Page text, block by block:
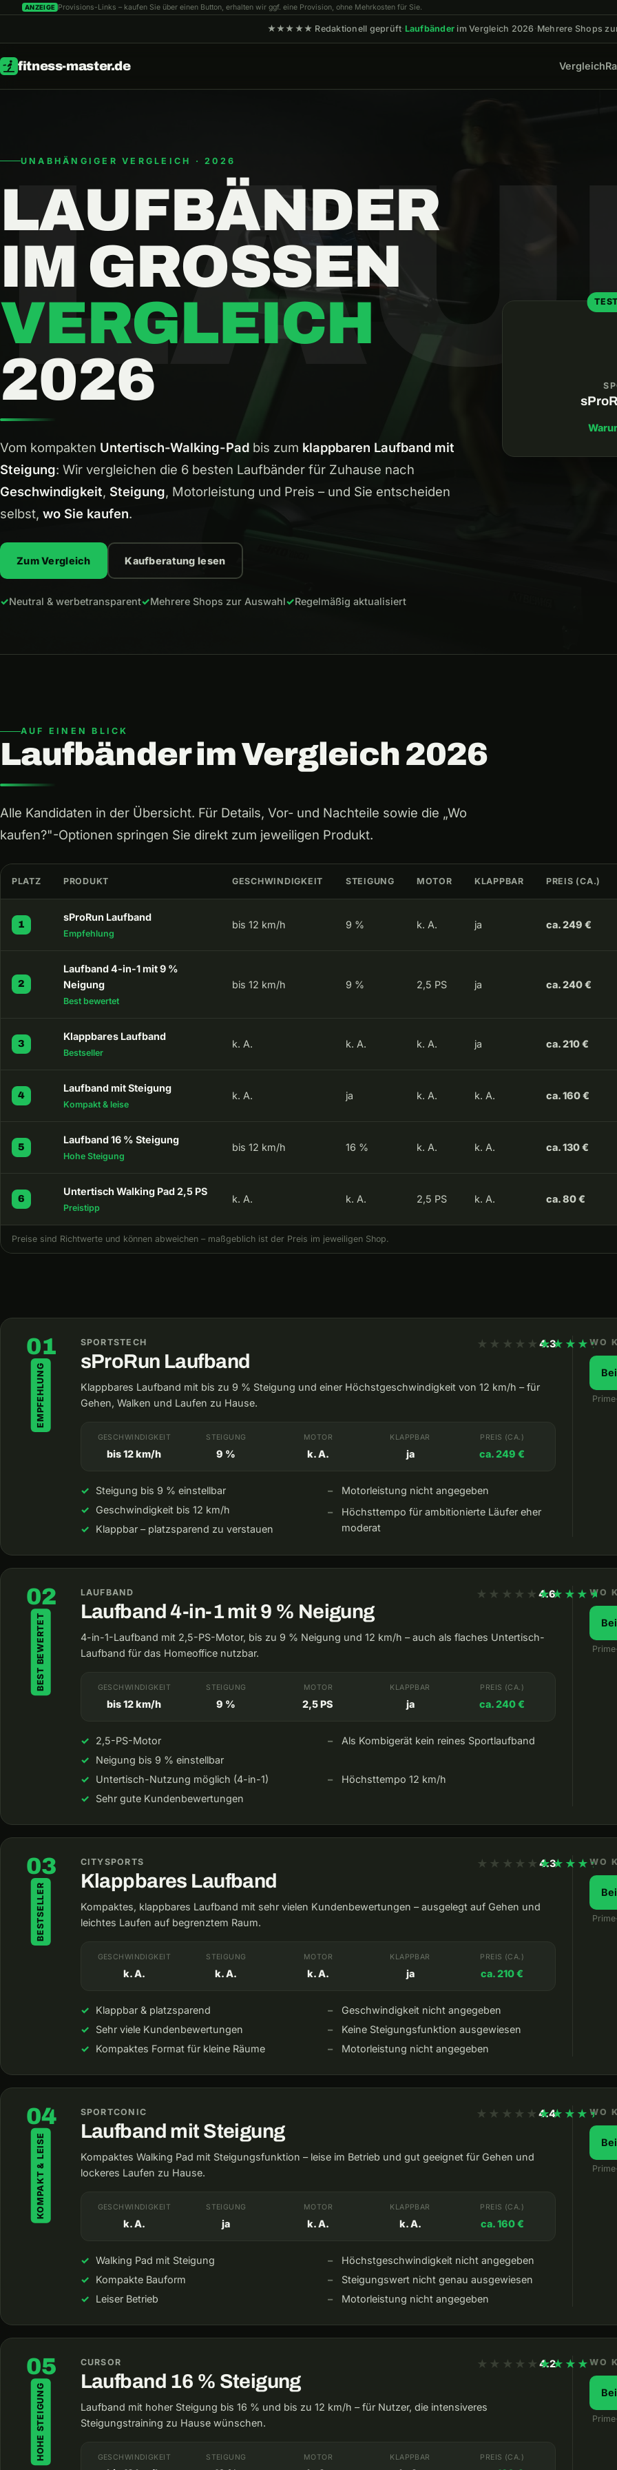
ANZEIGE Provisions-Links – kaufen Sie über einen Button, erhalten wir ggf. eine Provision, ohne Mehrkosten für Sie.
★★★★★ Redaktionell geprüft·Laufbänder im Vergleich 2026 ·Mehrere Shops
fitness-master.de Vergleich
UNABHÄNGIGER VERGLEICH · 2026
LAUF­BÄNDER
IM GROSSEN
VERGLEICH
2026
Vom kompakten Untertisch-Walking-Pad bis zum klappbaren Laufband mit
Steigung: Wir vergleichen die 6 besten Laufbänder für Zuhause nach
Geschwindigkeit, Steigung, Motorleistung und Preis – und Sie entscheiden
selbst, wo Sie kaufen.
Zum Vergleich Kaufberatung lesen
Neutral & werbetransparent Mehrere Shops zur Auswahl Regelmäßig aktualisiert
AUF EINEN BLICK
Laufbänder im Vergleich 2026
Alle Kandidaten in der Übersicht. Für Details, Vor- und Nachteile sowie die „Wo
kaufen?"-Optionen springen Sie direkt zum jeweiligen Produkt.
PLATZ PRODUKT GESCHWINDIGKEIT STEIGUNG MOTOR KLAPPBAR PREIS (CA.)
1
sProRun Laufband
Empfehlung
bis 12 km/h 9 % k. A. ja ca. 249 €
2
Laufband 4-in-1 mit 9 %
Neigung
Best bewertet
bis 12 km/h 9 % 2,5 PS ja ca. 240 €
3
Klappbares Laufband
Bestseller
k. A. k. A. k. A. ja ca. 210 €
4
Laufband mit Steigung
Kompakt & leise
k. A. ja k. A. k. A. ca. 160 €
5
Laufband 16 % Steigung
Hohe Steigung
bis 12 km/h 16 % k. A. k. A. ca. 130 €
6
Untertisch Walking Pad 2,5 PS
Preistipp
k. A. k. A. 2,5 PS k. A. ca. 80 €
Preise sind Richtwerte und können abweichen – maßgeblich ist der Preis im jeweiligen Shop.
01
EMPFEHLUNG
SPORTSTECH
sProRun Laufband
★★★★★★★★★★
4.3
Klappbares Laufband mit bis zu 9 % Steigung und einer Höchstgeschwindigkeit von 12 km/h – für
Gehen, Walken und Laufen zu Hause.
GESCHWINDIGKEIT
bis 12 km/h
STEIGUNG
9 %
MOTOR
k. A.
KLAPPBAR
ja
PREIS (CA.)
ca. 249 €
Steigung bis 9 % einstellbar
Geschwindigkeit bis 12 km/h
Klappbar – platzsparend zu verstauen
Motorleistung nicht angegeben
Höchsttempo für ambitionierte Läufer eher
moderat
WO
02
BEST BEWERTET
LAUFBAND
Laufband 4-in-1 mit 9 % Neigung
★★★★★★★★★★
4.6
4-in-1-Laufband mit 2,5-PS-Motor, bis zu 9 % Neigung und 12 km/h – auch als flaches Untertisch-
Laufband für das Homeoffice nutzbar.
GESCHWINDIGKEIT
bis 12 km/h
STEIGUNG
9 %
MOTOR
2,5 PS
KLAPPBAR
ja
PREIS (CA.)
ca. 240 €
2,5-PS-Motor
Neigung bis 9 % einstellbar
Untertisch-Nutzung möglich (4-in-1)
Sehr gute Kundenbewertungen
Als Kombigerät kein reines Sportlaufband
Höchsttempo 12 km/h
WO
03
BESTSELLER
CITYSPORTS
Klappbares Laufband
★★★★★★★★★★
4.3
Kompaktes, klappbares Laufband mit sehr vielen Kundenbewertungen – ausgelegt auf Gehen und
leichtes Laufen auf begrenztem Raum.
GESCHWINDIGKEIT
k. A.
STEIGUNG
k. A.
MOTOR
k. A.
KLAPPBAR
ja
PREIS (CA.)
ca. 210 €
Klappbar & platzsparend
Sehr viele Kundenbewertungen
Kompaktes Format für kleine Räume
Geschwindigkeit nicht angegeben
Keine Steigungsfunktion ausgewiesen
Motorleistung nicht angegeben
WO
04
KOMPAKT & LEISE
SPORTCONIC
Laufband mit Steigung
★★★★★★★★★★
4.4
Kompaktes Walking Pad mit Steigungsfunktion – leise im Betrieb und gut geeignet für Gehen und
lockeres Laufen zu Hause.
GESCHWINDIGKEIT
k. A.
STEIGUNG
ja
MOTOR
k. A.
KLAPPBAR
k. A.
PREIS (CA.)
ca. 160 €
Walking Pad mit Steigung
Kompakte Bauform
Leiser Betrieb
Höchstgeschwindigkeit nicht angegeben
Steigungswert nicht genau ausgewiesen
Motorleistung nicht angegeben
WO
05
HOHE STEIGUNG
CURSOR
Laufband 16 % Steigung
★★★★★★★★★★
4.2
Laufband mit hoher Steigung bis 16 % und bis zu 12 km/h – für Nutzer, die intensiveres
Steigungstraining zu Hause wünschen.
GESCHWINDIGKEIT STEIGUNG MOTOR KLAPPBAR PREIS (CA.)
WO